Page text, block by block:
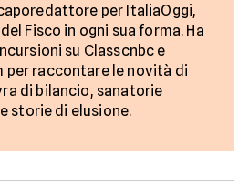
per ItaliaOggi,
Fisco in ogni sua forma. Ha
su Classcnbc e
per raccontare le novità di
di bilancio, sanatorie
storie di elusione.